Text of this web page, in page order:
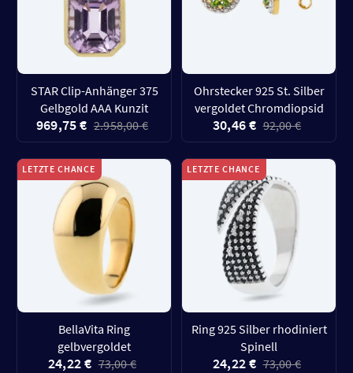
STAR Clip-Anhänger 375
Gelbgold AAA Kunzit
969,75 € 2.958,00 €
Ohrstecker 925 St. Silber
vergoldet Chromdiopsid
30,46 € 92,00 €
LETZTE CHANCE
BellaVita Ring
gelbvergoldet
24,22 € 73,00 €
LETZTE CHANCE
Ring 925 Silber rhodiniert
Spinell
24,22 € 73,00 €